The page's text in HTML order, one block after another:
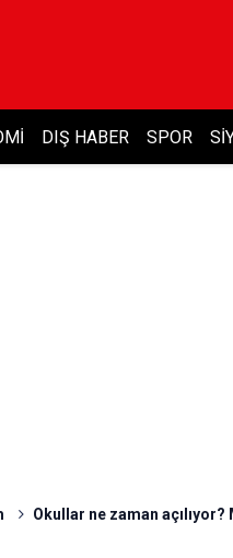
DIŞ HABER SPOR
Okullar ne zaman